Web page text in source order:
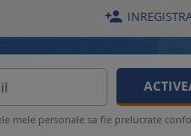

mele personale sa fie prelucrate